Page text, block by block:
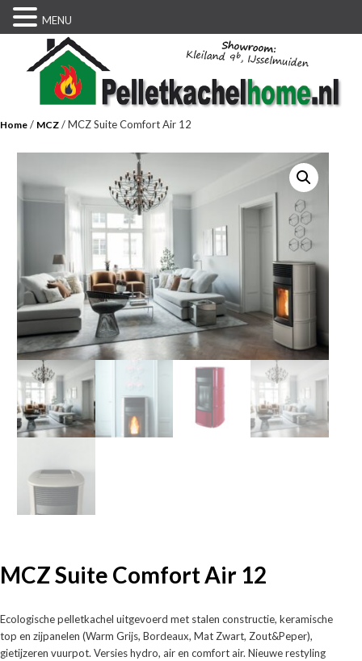
Home / MCZ / MCZ Suite Comfort Air 12
MCZ Suite Comfort Air 12
Ecologische pelletkachel uitgevoerd met stalen constructie, keramische
top en zijpanelen (Warm Grijs, Bordeaux, Mat Zwart, Zout&Peper),
gietijzeren vuurpot. Versies hydro, air en comfort air. Nieuwe restyling
MENU